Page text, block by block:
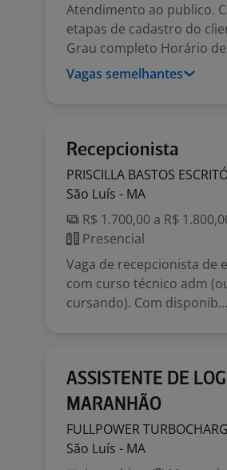
Atendimento ao publico.
etapas de cadastro do
Grau completo Horário
Vagas semelhantes
Recepcionista
PRISCILLA BASTOS
São Luís - MA
R$ 1.700,00 a R$
Presencial
Vaga de recepcionista de
com curso técnico adm
cursando). Com disponib...
ASSISTENTE DE
MARANHÃO
FULLPOWER
São Luís - MA